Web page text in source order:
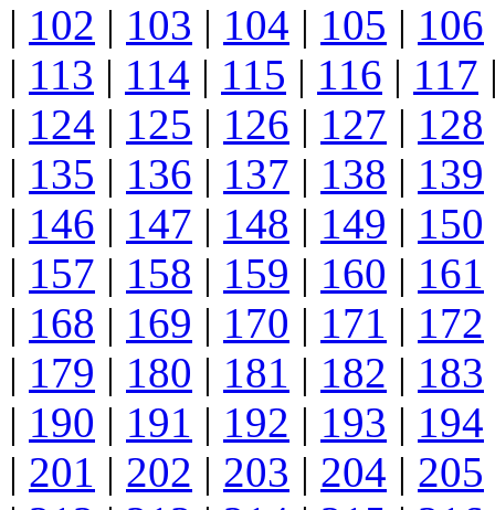
| 102 | 103 | 104 | 105 | 106
| 113 | 114 | 115 | 116 | 117
| 124 | 125 | 126 | 127 | 128
| 135 | 136 | 137 | 138 | 139
| 146 | 147 | 148 | 149 | 150
| 157 | 158 | 159 | 160 | 161
| 168 | 169 | 170 | 171 | 172
| 179 | 180 | 181 | 182 | 183
| 190 | 191 | 192 | 193 | 194
| 201 | 202 | 203 | 204 | 205